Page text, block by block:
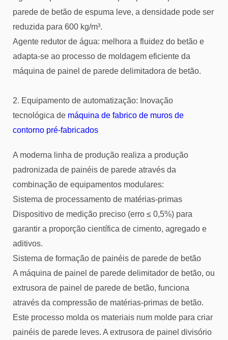
parede de betão de espuma leve, a densidade pode ser
reduzida para 600 kg/m³.
Agente redutor de água: melhora a fluidez do betão e
adapta-se ao processo de moldagem eficiente da
máquina de painel de parede delimitadora de betão.
2. Equipamento de automatização: Inovação
tecnológica de máquina de fabrico de muros de
contorno pré-fabricados
A moderna linha de produção realiza a produção
padronizada de painéis de parede através da
combinação de equipamentos modulares:
Sistema de processamento de matérias-primas
Dispositivo de medição preciso (erro ≤ 0,5%) para
garantir a proporção científica de cimento, agregado e
aditivos.
Sistema de formação de painéis de parede de betão
A máquina de painel de parede delimitador de betão, ou
extrusora de painel de parede de betão, funciona
através da compressão de matérias-primas de betão.
Este processo molda os materiais num molde para criar
painéis de parede leves. A extrusora de painel divisório